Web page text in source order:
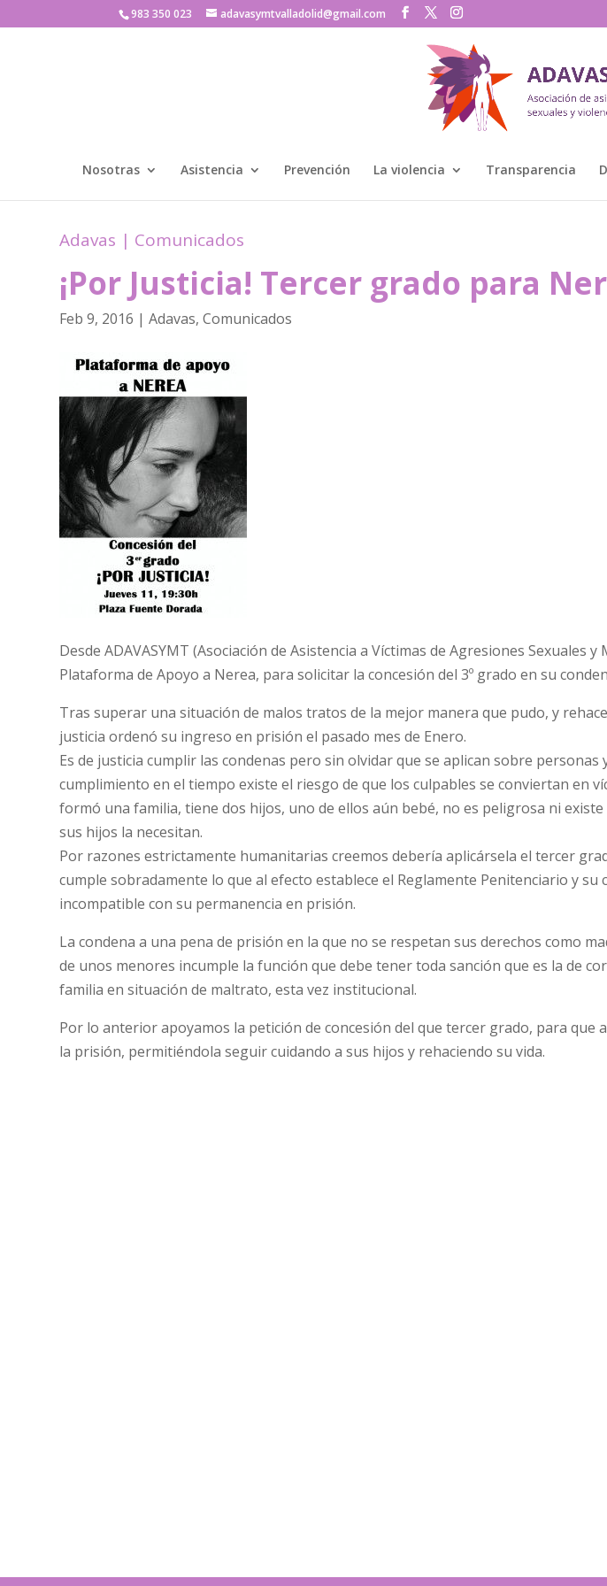
983 350 023 adavasymtvalladolid@gmail.com
Nosotras Asistencia Prevención La violencia Transparencia
Adavas | Comunicados
¡Por Justicia! Tercer grado para
Feb 9, 2016 |Adavas,Comunicados
Desde ADAVASYMT (Asociación de Asistencia a Víctimas de Agresiones Sexuales
Plataforma de Apoyo a Nerea, para solicitar la concesión del 3º grado en su
Tras superar una situación de malos tratos de la mejor manera que pudo, y
justicia ordenó su ingreso en prisión el pasado mes de Enero.
Es de justicia cumplir las condenas pero sin olvidar que se aplican sobre personas
cumplimiento en el tiempo existe el riesgo de que los culpables se conviertan en
formó una familia, tiene dos hijos, uno de ellos aún bebé, no es peligrosa ni
sus hijos la necesitan.
Por razones estrictamente humanitarias creemos debería aplicársela el tercer
cumple sobradamente lo que al efecto establece el Reglamente Penitenciario y
incompatible con su permanencia en prisión.
La condena a una pena de prisión en la que no se respetan sus derechos como
de unos menores incumple la función que debe tener toda sanción que es la de
familia en situación de maltrato, esta vez institucional.
Por lo anterior apoyamos la petición de concesión del que tercer grado, para que
la prisión, permitiéndola seguir cuidando a sus hijos y rehaciendo su vida.